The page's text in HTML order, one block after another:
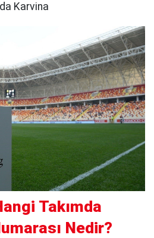
Karvina
Takımda
Nedir?